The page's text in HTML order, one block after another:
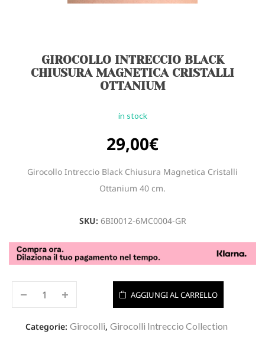
GIROCOLLO INTRECCIO BLACK
CHIUSURA MAGNETICA CRISTALLI
OTTANIUM
in stock
29,00€
Girocollo Intreccio Black Chiusura Magnetica Cristalli
Ottanium 40 cm.
SKU: 6BI0012-6MC0004-GR
AGGIUNGI AL CARRELLO
Categorie: Girocolli, Girocolli Intreccio Collection